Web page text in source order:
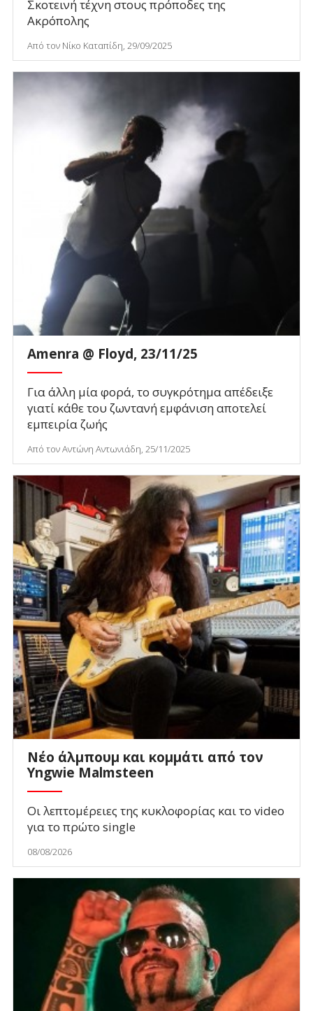
Σκοτεινή τέχνη στους πρόποδες της
Ακρόπολης
Από τον Νίκο Καταπίδη, 29/09/2025
Amenra @ Floyd, 23/11/25
Για άλλη μία φορά, το συγκρότημα απέδειξε
γιατί κάθε του ζωντανή εμφάνιση αποτελεί
εμπειρία ζωής
Από τον Αντώνη Αντωνιάδη, 25/11/2025
Νέο άλμπουμ και κομμάτι από τον
Yngwie Malmsteen
Οι λεπτομέρειες της κυκλοφορίας και το video
για το πρώτο single
08/08/2026